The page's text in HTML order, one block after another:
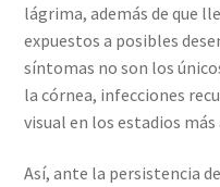
lágrima, además de que
expuestos a posibles
síntomas no son los
la córnea, infecciones
visual en los estadios más
Así, ante la persistencia